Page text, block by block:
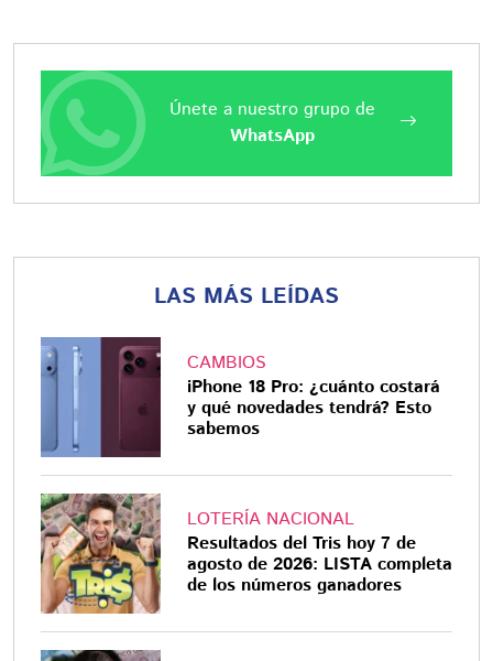
Únete a nuestro grupo de
WhatsApp
LAS MÁS LEÍDAS
CAMBIOS
iPhone 18 Pro: ¿cuánto costará
y qué novedades tendrá? Esto
sabemos
LOTERÍA NACIONAL
Resultados del Tris hoy 7 de
agosto de 2026: LISTA completa
de los números ganadores